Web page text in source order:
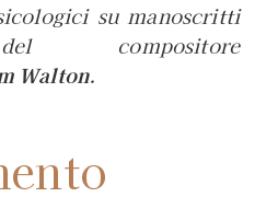
su manoscritti
compositore
Walton.